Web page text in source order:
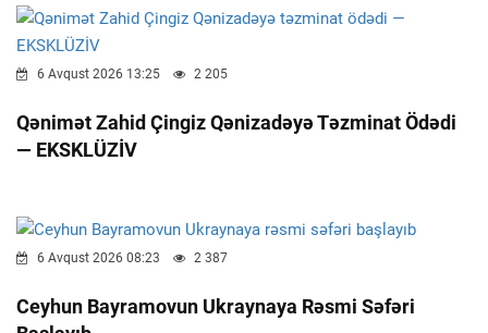
6 Avqust 2026 13:25 2 205
Qənimət Zahid Çingiz Qənizadəyə Təzminat Ödədi
— EKSKLÜZİV
6 Avqust 2026 08:23 2 387
Ceyhun Bayramovun Ukraynaya Rəsmi Səfəri